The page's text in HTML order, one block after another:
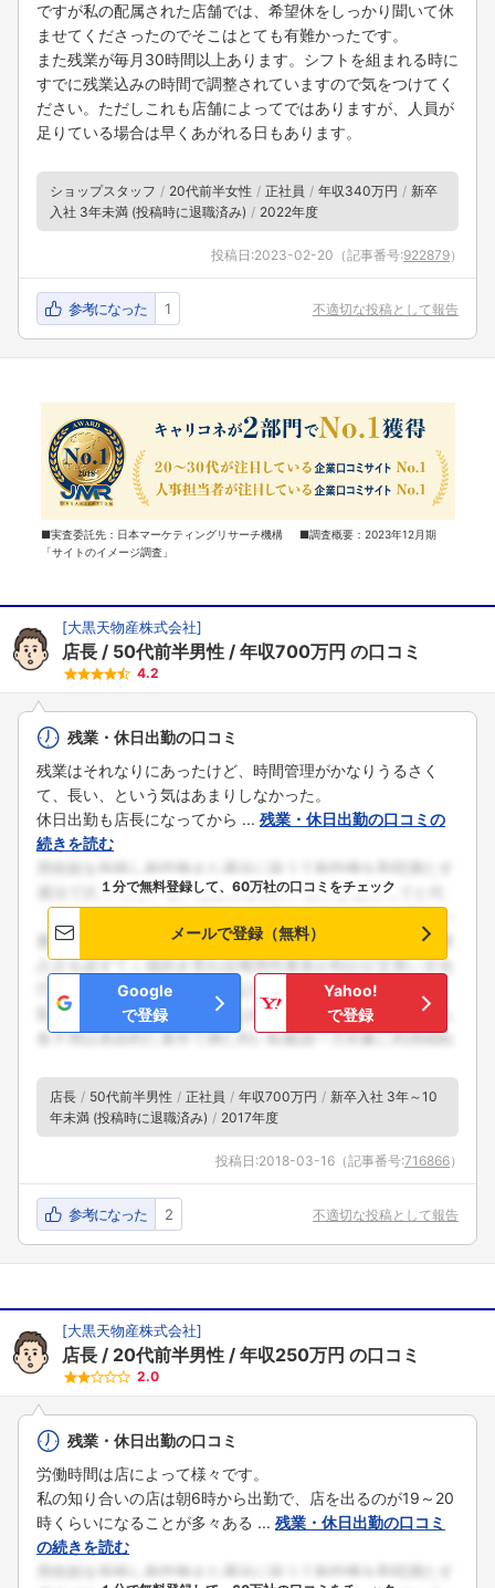
ですが私の配属された店舗では、希望休をしっかり聞いて休
ませてくださったのでそこはとても有難かったです。
また残業が毎月30時間以上あります。シフトを組まれる時に
すでに残業込みの時間で調整されていますので気をつけてく
ださい。ただしこれも店舗によってではありますが、人員が
足りている場合は早くあがれる日もあります。
ショップスタッフ 20代前半女性 正社員 年収340万円
新卒
入社 3年未満 (投稿時に退職済み)
2022年度
投稿日:2023-02-20 （記事番号:922879）
参考になった 1 不適切な投稿として報告
■実査委託先：日本マーケティングリサーチ機構 ■調査概要：2023年12月期
「サイトのイメージ調査」
[大黒天物産株式会社]
店長 50代前半男性 年収700万円 の口コミ
4.2
残業・休日出勤の口コミ
残業はそれなりにあったけど、時間管理がかなりうるさく
て、長い、という気はあまりしなかった。
休日出勤も店長になってから ... 残業・休日出勤の口コミの
続きを読む
１分で無料登録して、60万社の口コミをチェック
メールで登録（無料）
Google
で登録
Yahoo!
で登録
店長 50代前半男性 正社員 年収700万円
新卒入社 3年～10
年未満 (投稿時に退職済み)
2017年度
投稿日:2018-03-16 （記事番号:716866）
参考になった 2 不適切な投稿として報告
[大黒天物産株式会社]
店長 20代前半男性 年収250万円 の口コミ
2.0
残業・休日出勤の口コミ
労働時間は店によって様々です。
私の知り合いの店は朝6時から出勤で、店を出るのが19～20
時くらいになることが多々ある ... 残業・休日出勤の口コミ
の続きを読む